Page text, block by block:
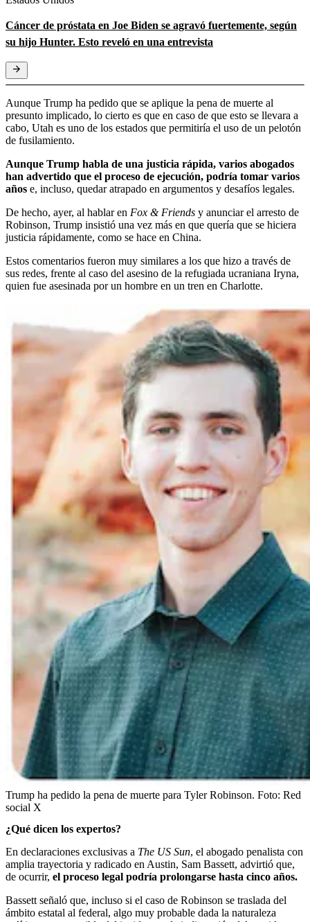
Cáncer de próstata en Joe Biden se agravó fuertemente, según
su hijo Hunter. Esto reveló en una entrevista
Aunque Trump ha pedido que se aplique la pena de muerte al
presunto implicado, lo cierto es que en caso de que esto se llevara a
cabo, Utah es uno de los estados que permitiría el uso de un pelotón
de fusilamiento.
Aunque Trump habla de una justicia rápida, varios abogados
han advertido que el proceso de ejecución, podría tomar varios
años e, incluso, quedar atrapado en argumentos y desafíos legales.
De hecho, ayer, al hablar en Fox & Friends y anunciar el arresto de
Robinson, Trump insistió una vez más en que quería que se hiciera
justicia rápidamente, como se hace en China.
Estos comentarios fueron muy similares a los que hizo a través de
sus redes, frente al caso del asesino de la refugiada ucraniana Iryna,
quien fue asesinada por un hombre en un tren en Charlotte.
Trump ha pedido la pena de muerte para Tyler Robinson. Foto: Red
social X
¿Qué dicen los expertos?
En declaraciones exclusivas a The US Sun, el abogado penalista con
amplia trayectoria y radicado en Austin, Sam Bassett, advirtió que,
de ocurrir, el proceso legal podría prolongarse hasta cinco años.
Bassett señaló que, incluso si el caso de Robinson se traslada del
ámbito estatal al federal, algo muy probable dada la naturaleza